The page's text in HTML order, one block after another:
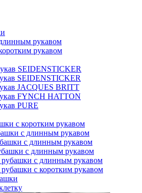
рукавом
рукавом
SEIDENSTICKER
SEIDENSTICKER
JAСQUES BRITT
FYNCH HATTON
PURE
с коротким рукавом
с длинным рукавом
с длинным рукавом
с длинным рукавом
с длинным рукавом
с коротким рукавом